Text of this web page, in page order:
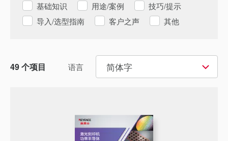
基础知识 用途/案例
技巧/提示
导入/选型指南
客户之声 其他
语言 简体字
49个项目